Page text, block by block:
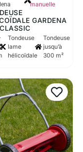
manuelle
GARDENA
Tondeuse
lame
hélicoïdale
Tondeuse
jusqu’à
300 m²